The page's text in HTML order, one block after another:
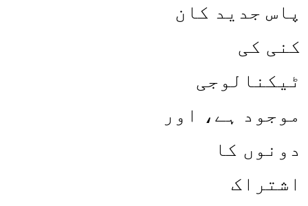
پاس جدید کان
کنی کی
ٹیکنالوجی
موجود ہے، اور
دونوں کا
اشتراک